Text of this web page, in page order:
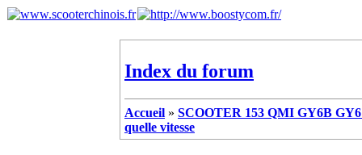
Index du forum
Accueil » SCOOTER 153 QMI GY6B
quelle vitesse